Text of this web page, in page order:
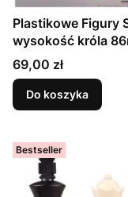
Plastikowe Figury
wysokość króla
Cena
69,00 zł
Do koszyka
Bestseller